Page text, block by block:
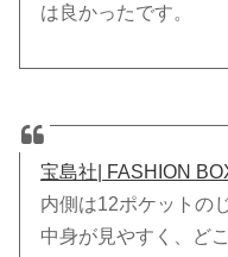
は良かったです。
宝島社| FASHION
内側は12ポケットの
中身が見やすく、ど